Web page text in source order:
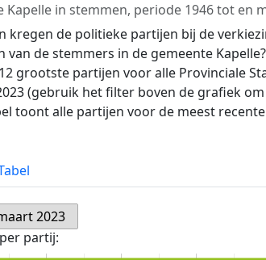
Kapelle in stemmen, periode 1946 tot en
kregen de politieke partijen bij de
van de stemmers in de gemeente
grootste partijen voor alle Provinciale
(gebruik het filter boven de grafiek
toont alle partijen voor de meest
2023
partij: